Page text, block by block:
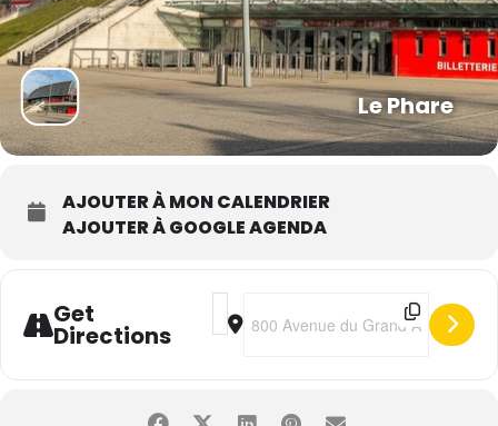
Le Phare
AJOUTER À MON CALENDRIER
AJOUTER À GOOGLE AGENDA
Get
Directions
Address - Les Comédies Musicales
Destination Address - Les